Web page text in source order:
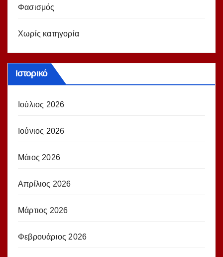
Φασισμός
Χωρίς κατηγορία
Ιστορικό
Ιούλιος 2026
Ιούνιος 2026
Μάιος 2026
Απρίλιος 2026
Μάρτιος 2026
Φεβρουάριος 2026